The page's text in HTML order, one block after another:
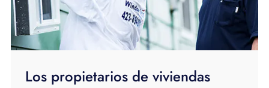
Los propietarios de viviendas